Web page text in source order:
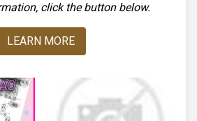
click the button below.
LEARN MORE